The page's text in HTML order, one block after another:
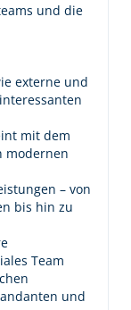
und die
externe und
mit dem
modernen
– von
bis hin zu
Team
und